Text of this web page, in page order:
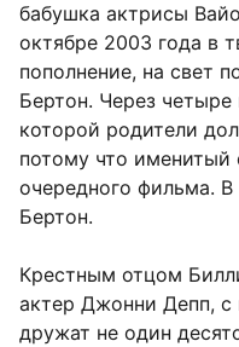
бабушка актрисы
октябре 2003 года в
пополнение, на свет
Бертон. Через
которой родители
потому что именитый
очередного фильма.
Бертон.
Крестным отцом
актер Джонни Депп,
дружат не один